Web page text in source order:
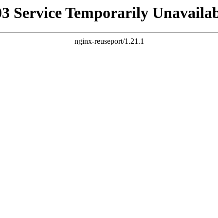
Service Temporarily
nginx-reuseport/1.21.1